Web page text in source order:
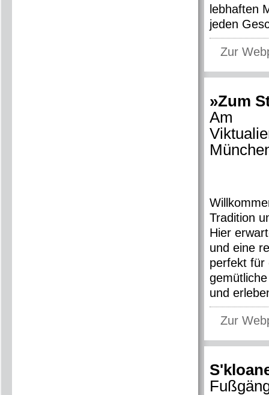
lebhaften
jeden
Zur
»Zum
Am
Tradition
Hier
und eine
perfekt für
und
Zur